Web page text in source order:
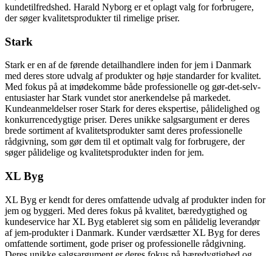
kundetilfredshed. Harald Nyborg er et oplagt valg for forbrugere,
der søger kvalitetsprodukter til rimelige priser.
Stark
Stark er en af de førende detailhandlere inden for jem i Danmark
med deres store udvalg af produkter og høje standarder for kvalitet.
Med fokus på at imødekomme både professionelle og gør-det-selv-
entusiaster har Stark vundet stor anerkendelse på markedet.
Kundeanmeldelser roser Stark for deres ekspertise, pålidelighed og
konkurrencedygtige priser. Deres unikke salgsargument er deres
brede sortiment af kvalitetsprodukter samt deres professionelle
rådgivning, som gør dem til et optimalt valg for forbrugere, der
søger pålidelige og kvalitetsprodukter inden for jem.
XL Byg
XL Byg er kendt for deres omfattende udvalg af produkter inden for
jem og byggeri. Med deres fokus på kvalitet, bæredygtighed og
kundeservice har XL Byg etableret sig som en pålidelig leverandør
af jem-produkter i Danmark. Kunder værdsætter XL Byg for deres
omfattende sortiment, gode priser og professionelle rådgivning.